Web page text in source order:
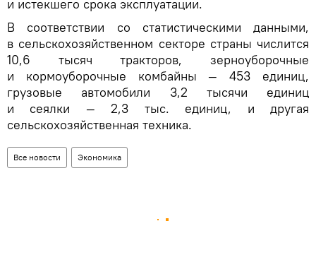
и истекшего срока эксплуатации.
В соответствии со статистическими данными,
в сельскохозяйственном секторе страны числится
10,6 тысяч тракторов, зерноуборочные
и кормоуборочные комбайны — 453 единиц,
грузовые автомобили 3,2 тысячи единиц
и сеялки — 2,3 тыс. единиц, и другая
сельскохозяйственная техника.
Все новости Экономика